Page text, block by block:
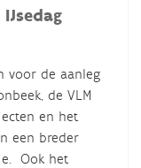
voor de aanleg
de VLM
en het
een breder
Ook het